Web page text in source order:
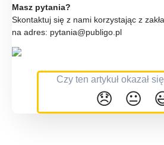
Masz pytania?
Skontaktuj się z nami korzystając z
na adres: pytania@publigo.pl
Czy ten artykuł okazał
😞 😐